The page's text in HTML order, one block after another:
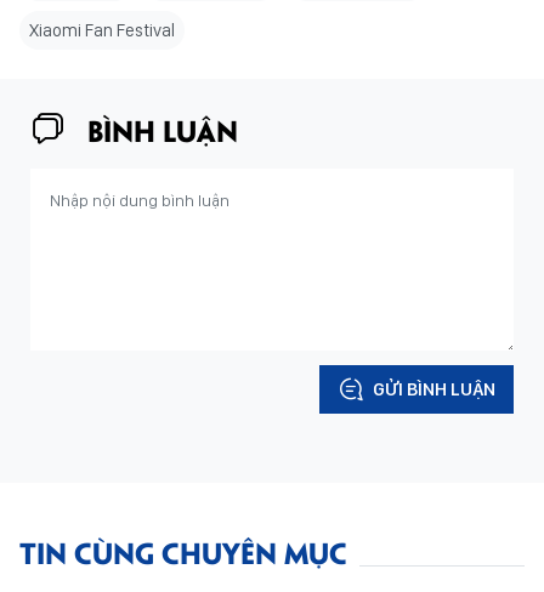
Xiaomi Fan Festival
BÌNH LUẬN
GỬI BÌNH LUẬN
TIN CÙNG CHUYÊN MỤC